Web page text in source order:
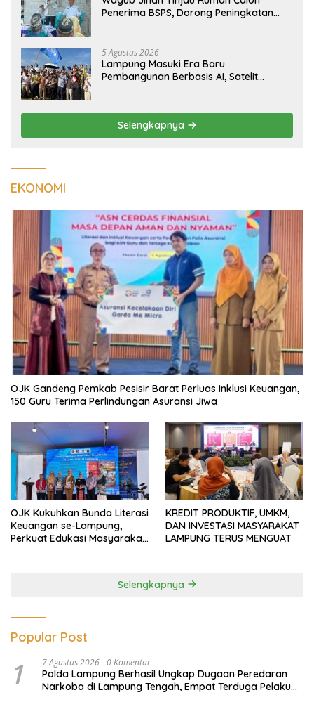
Penerima BSPS, Dorong Peningkatan
5 Agustus 2026
Lampung Masuki Era Baru
Pembangunan Berbasis AI, Satelit
Selengkapnya
EKONOMI
OJK Gandeng Pemkab Pesisir Barat Perluas Inklusi Keuangan,
150 Guru Terima Perlindungan Asuransi Jiwa
OJK Kukuhkan Bunda Literasi
Keuangan se-Lampung,
Perkuat Edukasi Masyarakat
KREDIT PRODUKTIF, UMKM,
DAN INVESTASI MASYARAKAT
LAMPUNG TERUS MENGUAT
Selengkapnya
Popular Post
1 7 Agustus 2026 0 Komentar
Polda Lampung Berhasil Ungkap Dugaan Peredaran
Narkoba di Lampung Tengah, Empat Terduga Pelaku